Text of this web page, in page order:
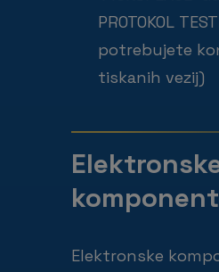
PROTOKOL
potrebujete
tiskanih vezij)
Elektronske